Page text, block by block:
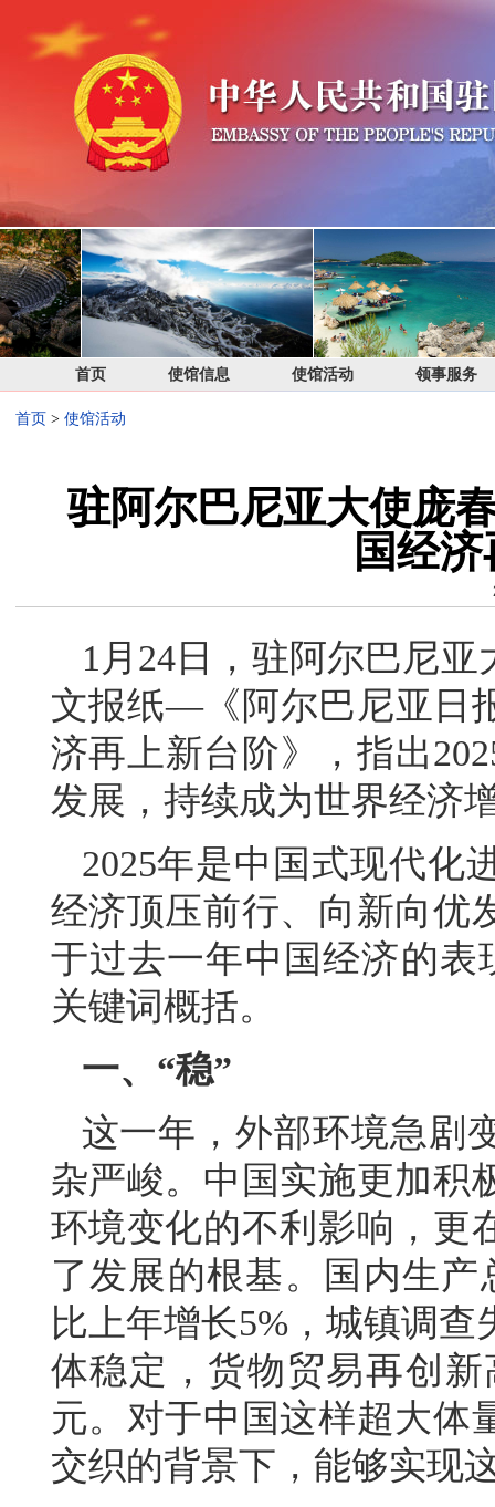
首页 使馆信息 使馆活动 领事服务
首页 > 使馆活动
驻阿尔巴尼亚大使庞
国经
1月24日，驻阿尔巴尼
文报纸—《阿尔巴尼亚日
济再上新台阶》，指出
发展，持续成为世界经济
2025年是中国式现代化
经济顶压前行、向新向优
于过去一年中国经济的表
关键词概括。
一、“稳”
这一年，外部环境急剧
杂严峻。中国实施更加积
环境变化的不利影响，更
了发展的根基。国内生
比上年增长5%，城镇调
体稳定，货物贸易再创
元。对于中国这样超大体
交织的背景下，能够实现